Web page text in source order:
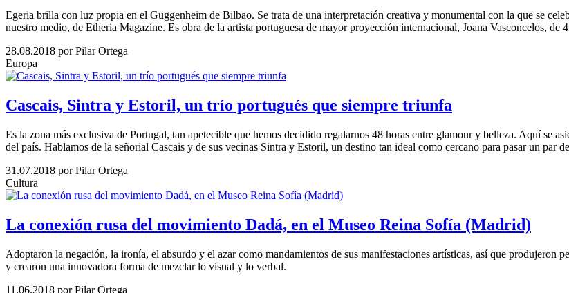
Egeria brilla con luz propia en el Guggenheim de Bilbao. Se trata de una interpretación creativa y monumental con la que se
nuestro medio, de Etheria Magazine. Es obra de la artista portuguesa de mayor proyección internacional, Joana Vasconcelos, de
28.08.2018 por Pilar Ortega
Europa
Cascais, Sintra y Estoril, un trío portugués que siempre triunfa
Es la zona más exclusiva de Portugal, tan apetecible que hemos decidido regalarnos 48 horas entre glamour y belleza. Aquí se
del país. Hablamos de la señorial Cascais y de sus vecinas Sintra y Estoril, un destino tan ideal como cercano para pasar un par
31.07.2018 por Pilar Ortega
Cultura
La conexión rusa del movimiento Dadá, en el Museo Reina Sofía (Madrid)
Adoptaron la negación, la ironía, el absurdo y el azar como mandamientos de sus manifestaciones artísticas, así que produjeron
y crearon una innovadora forma de mezclar lo visual y lo verbal.
11.06.2018 por Pilar Ortega